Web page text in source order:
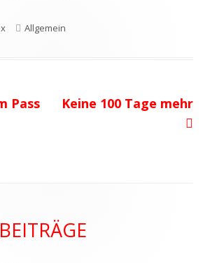
Kategorien
Allgemein
Pass
Nächster
Keine 100 Tage mehr